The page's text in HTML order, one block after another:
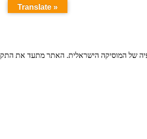
של המוסיקה הישראלית. האתר מתעד את
Translate »